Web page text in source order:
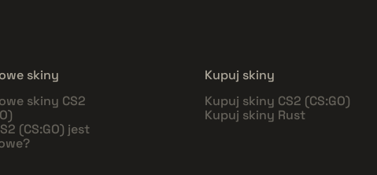
skiny
skiny CS2
(CS:GO) jest
Kupuj skiny
Kupuj skiny CS2 (CS:GO)
Kupuj skiny Rust